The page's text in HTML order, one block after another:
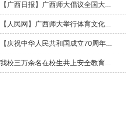
【广西日报】广西师大倡议全国大...
【人民网】广西师大举行体育文化...
【庆祝中华人民共和国成立70周年...
我校三万余名在校生共上安全教育...